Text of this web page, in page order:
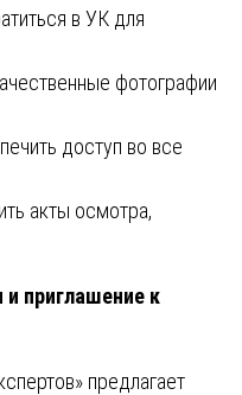
в УК для
фотографии
доступ во все
акты осмотра,
приглашение к
предлагает